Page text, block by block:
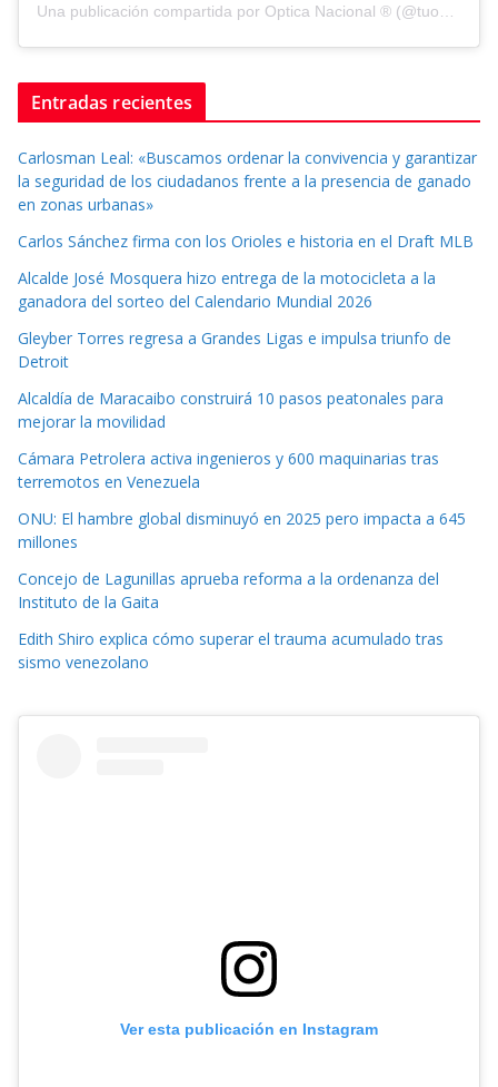
Una publicación compartida por Optica Nacional ® (@tuopticanacional)
Entradas recientes
Carlosman Leal: «Buscamos ordenar la convivencia y garantizar
la seguridad de los ciudadanos frente a la presencia de ganado
en zonas urbanas»
Carlos Sánchez firma con los Orioles e historia en el Draft MLB
Alcalde José Mosquera hizo entrega de la motocicleta a la
ganadora del sorteo del Calendario Mundial 2026
Gleyber Torres regresa a Grandes Ligas e impulsa triunfo de
Detroit
Alcaldía de Maracaibo construirá 10 pasos peatonales para
mejorar la movilidad
Cámara Petrolera activa ingenieros y 600 maquinarias tras
terremotos en Venezuela
ONU: El hambre global disminuyó en 2025 pero impacta a 645
millones
Concejo de Lagunillas aprueba reforma a la ordenanza del
Instituto de la Gaita
Edith Shiro explica cómo superar el trauma acumulado tras
sismo venezolano
Ver esta publicación en Instagram